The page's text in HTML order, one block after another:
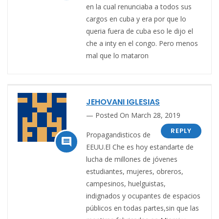
en la cual renunciaba a todos sus
cargos en cuba y era por que lo
queria fuera de cuba eso le dijo el
che a inty en el congo. Pero menos
mal que lo mataron

JEHOVANI IGLESIAS
Posted On March 28, 2019
REPLY
Propagandisticos de
EEUU.El Che es hoy estandarte de
lucha de millones de jóvenes
estudiantes, mujeres, obreros,
campesinos, huelguistas,
indignados y ocupantes de espacios
públicos en todas partes,sin que las